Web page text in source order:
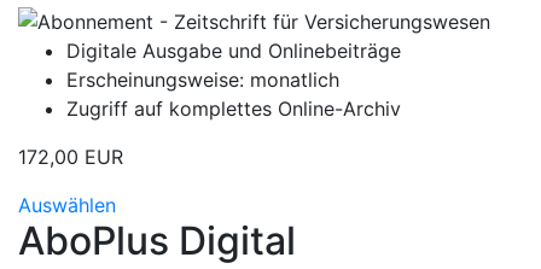
Digitale Ausgabe und Onlinebeiträge
Erscheinungsweise: monatlich
Zugriff auf komplettes Online-Archiv
172,00 EUR
Auswählen
AboPlus Digital